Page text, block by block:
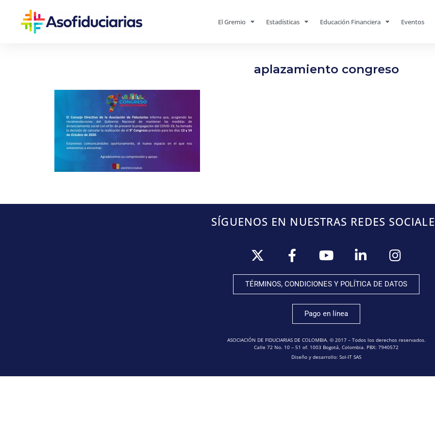
El Gremio Estadísticas Educación Financiera Eventos
aplazamiento congreso
SÍGUENOS EN NUESTRAS REDES
TÉRMINOS, CONDICIONES Y POLÍTICA DE DATOS
Pago en línea
ASOCIACIÓN DE FIDUCIARIAS DE COLOMBIA. © 2017 – Todos los derechos reservados.
Calle 72 No. 10 – 51 of. 1003 Bogotá, Colombia. PBX: 7940572
Diseño y desarrollo: Sol-IT SAS